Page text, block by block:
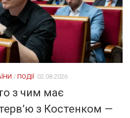
/ ПОДІЇ 02.08.2026
з чим має
з Костенком —